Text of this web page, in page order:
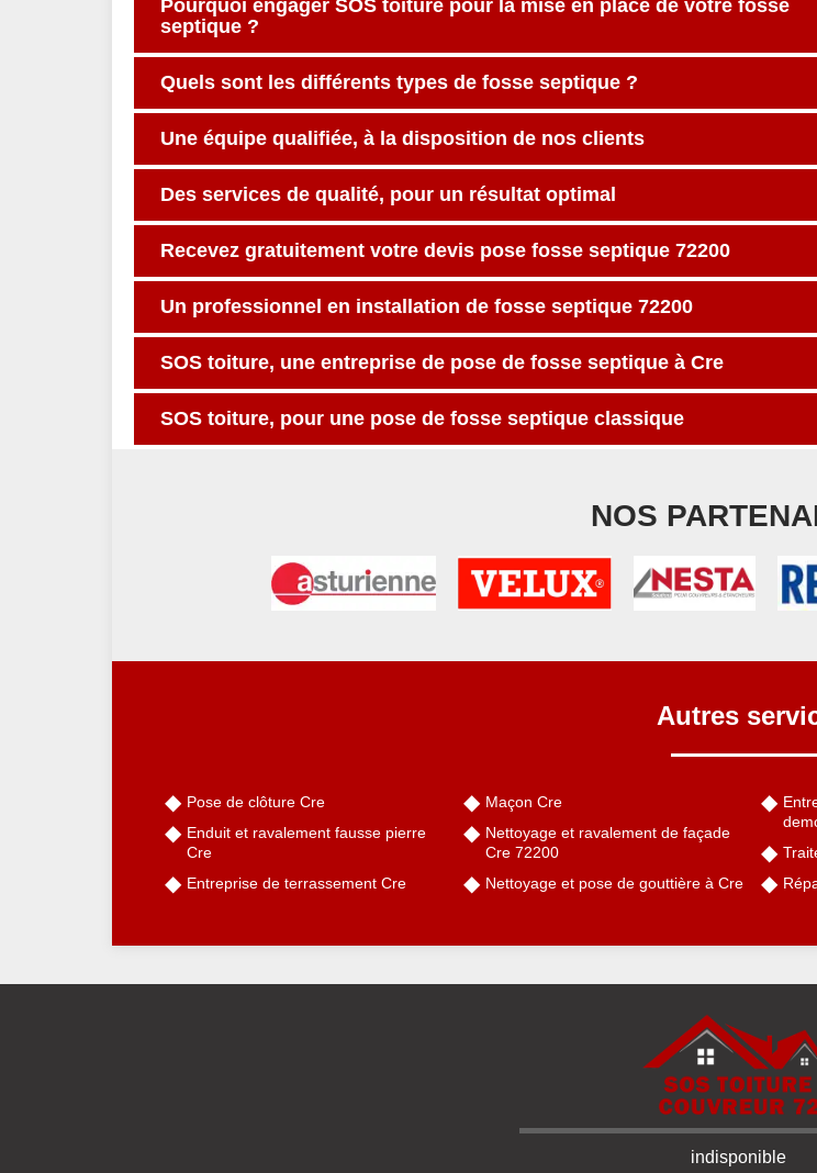
Pourquoi engager SOS toiture pour la mise en place de votre fosse
septique ?
Quels sont les différents types de fosse septique ?
Une équipe qualifiée, à la disposition de nos clients
Des services de qualité, pour un résultat optimal
Recevez gratuitement votre devis pose fosse septique 72200
Un professionnel en installation de fosse septique 72200
SOS toiture, une entreprise de pose de fosse septique à Cre
SOS toiture, pour une pose de fosse septique classique
NOS
Autres
Pose de clôture Cre
Enduit et ravalement fausse pierre
Cre
Entreprise de terrassement Cre
Maçon Cre
Nettoyage et ravalement de façade
Cre 72200
Nettoyage et pose de gouttière à Cre
indisponible